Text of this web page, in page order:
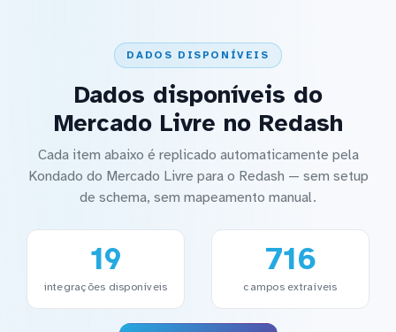
DADOS DISPONÍVEIS
Dados disponíveis do
Mercado Livre no Redash
Cada item abaixo é replicado automaticamente pela
Kondado do Mercado Livre para o Redash — sem setup
de schema, sem mapeamento manual.
19
integrações disponíveis
716
campos extraíveis